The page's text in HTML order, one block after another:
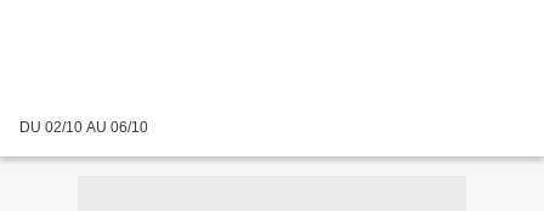
DU 02/10 AU 06/10